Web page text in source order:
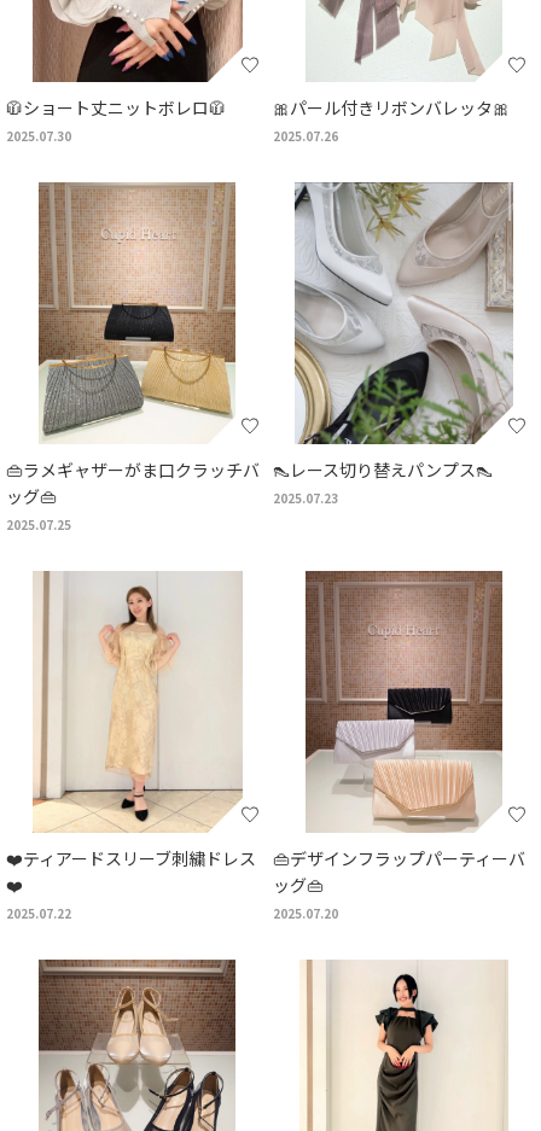
🧥ショート丈ニットボレロ🧥
2025.07.30
🎀パール付きリボンバレッタ🎀
2025.07.26
👜ラメギャザーがま口クラッチバ
ッグ👜
2025.07.25
👠レース切り替えパンプス👠
2025.07.23
❤️ティアードスリーブ刺繍ドレス
❤️
2025.07.22
👜デザインフラップパーティーバ
ッグ👜
2025.07.20